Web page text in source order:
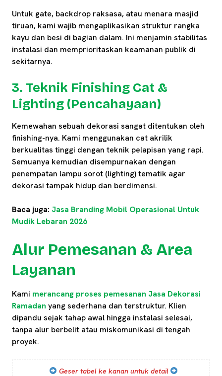
Untuk gate, backdrop raksasa, atau menara masjid
tiruan, kami wajib mengaplikasikan struktur rangka
kayu dan besi di bagian dalam. Ini menjamin stabilitas
instalasi dan memprioritaskan keamanan publik di
sekitarnya.
3. Teknik Finishing Cat &
Lighting (Pencahayaan)
Kemewahan sebuah dekorasi sangat ditentukan oleh
finishing-nya. Kami menggunakan cat akrilik
berkualitas tinggi dengan teknik pelapisan yang rapi.
Semuanya kemudian disempurnakan dengan
penempatan lampu sorot (lighting) tematik agar
dekorasi tampak hidup dan berdimensi.
Baca juga: Jasa Branding Mobil Operasional Untuk
Mudik Lebaran 2026
Alur Pemesanan & Area
Layanan
Kami merancang proses pemesanan Jasa Dekorasi
Ramadan yang sederhana dan terstruktur. Klien
dipandu sejak tahap awal hingga instalasi selesai,
tanpa alur berbelit atau miskomunikasi di tengah
proyek.
Geser tabel ke kanan untuk detail